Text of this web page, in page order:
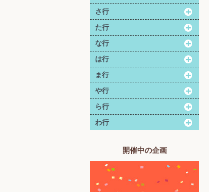
さ行
た行
な行
は行
ま行
や行
ら行
わ行
開催中の企画